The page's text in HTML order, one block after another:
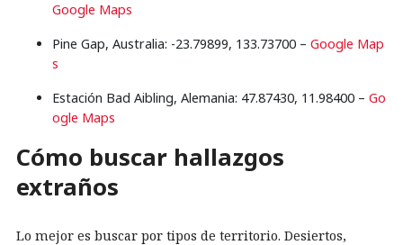
Google Maps
Pine Gap, Australia: -23.79899, 133.73700 – Google Map
s
Estación Bad Aibling, Alemania: 47.87430, 11.98400 – Go
ogle Maps
Cómo buscar hallazgos
extraños
Lo mejor es buscar por tipos de territorio. Desiertos,